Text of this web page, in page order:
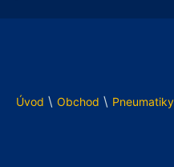
Úvod \ Obchod \ Pneumatiky